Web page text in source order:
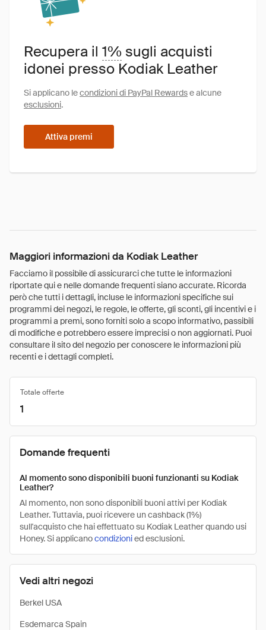
Recupera il 1% sugli acquisti
idonei presso Kodiak Leather
Si applicano lecondizioni di PayPal Rewardse alcune
esclusioni.
Attiva premi
Maggiori informazioni da Kodiak Leather
Facciamo il possibile di assicurarci che tutte le informazioni
riportate qui e nelle domande frequenti siano accurate. Ricorda
però che tutti i dettagli, incluse le informazioni specifiche sui
programmi dei negozi, le regole, le offerte, gli sconti, gli incentivi e i
programmi a premi, sono forniti solo a scopo informativo, passibili
di modifiche e potrebbero essere imprecisi o non aggiornati. Puoi
consultare il sito del negozio per conoscere le informazioni più
recenti e i dettagli completi.
Vedi altri negozi
Berkel USA
Esdemarca Spain
Totale offerte
1
Domande frequenti
Al momento sono disponibili buoni funzionanti su Kodiak
Leather?
Al momento, non sono disponibili buoni attivi per Kodiak
Leather. Tuttavia, puoi ricevere un cashback (1%)
sull'acquisto che hai effettuato su Kodiak Leather quando usi
Honey. Si applicanocondizionied esclusioni.